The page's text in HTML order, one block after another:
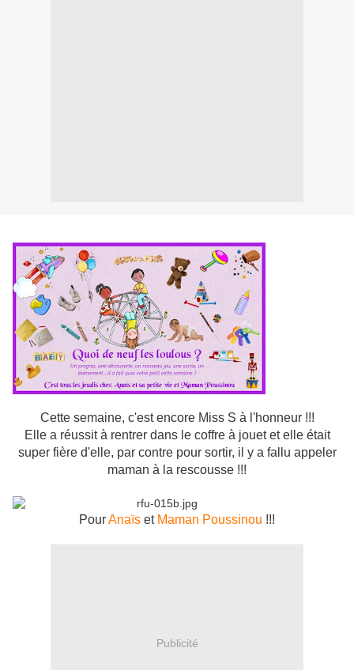
Cette semaine, c'est encore Miss S à l'honneur !!!
Elle a réussit à rentrer dans le coffre à jouet et elle était
super fière d'elle, par contre pour sortir, il y a fallu appeler
maman à la rescousse !!!
PourAnaïs et Maman Poussinou !!!
Publicité